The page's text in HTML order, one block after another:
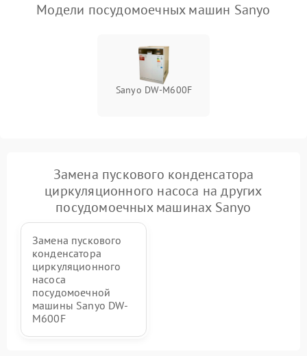
Модели посудомоечных машин Sanyo
Sanyo DW-M600F
Замена пускового конденсатора
циркуляционного насоса на других
посудомоечных машинах Sanyo
Замена пускового
конденсатора
циркуляционного
насоса
посудомоечной
машины Sanyo DW-
M600F